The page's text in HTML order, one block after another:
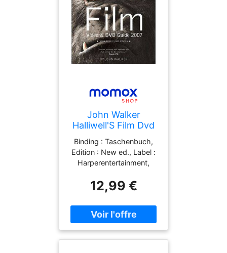
John Walker
Halliwell'S Film Dvd
& Video Guide 2007:
With Over 23.000
Movies (Halliwell'S:
The Movies That
Matter)
Binding : Taschenbuch,
Edition : New ed., Label :
Harperentertainment,
Harperentertainment,
NumberOfItems : 1,
medium : Taschenbuch,
numberOfPages : 1368,
12,99 €